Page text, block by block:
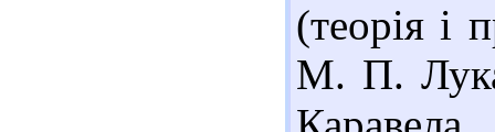
(теорія і
М. П.